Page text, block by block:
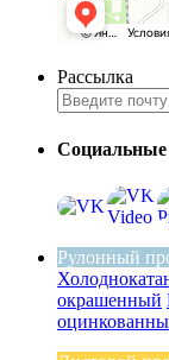
Рассылка
Социальные
Рулонный
окрашенный